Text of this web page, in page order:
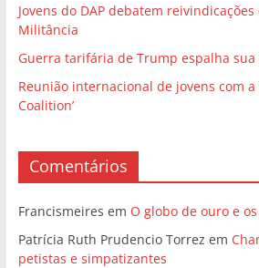
Jovens do DAP debatem reivindicações
Militância
Guerra tarifária de Trump espalha
Reunião internacional de jovens com a
Coalition’
Comentários
Francismeires em O globo de ouro e
Patrícia Ruth Prudencio Torrez em
petistas e simpatizantes